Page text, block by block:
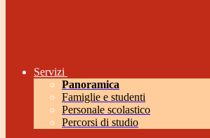
Servizi
Panoramica
Famiglie e studenti
Personale scolastico
Percorsi di studio